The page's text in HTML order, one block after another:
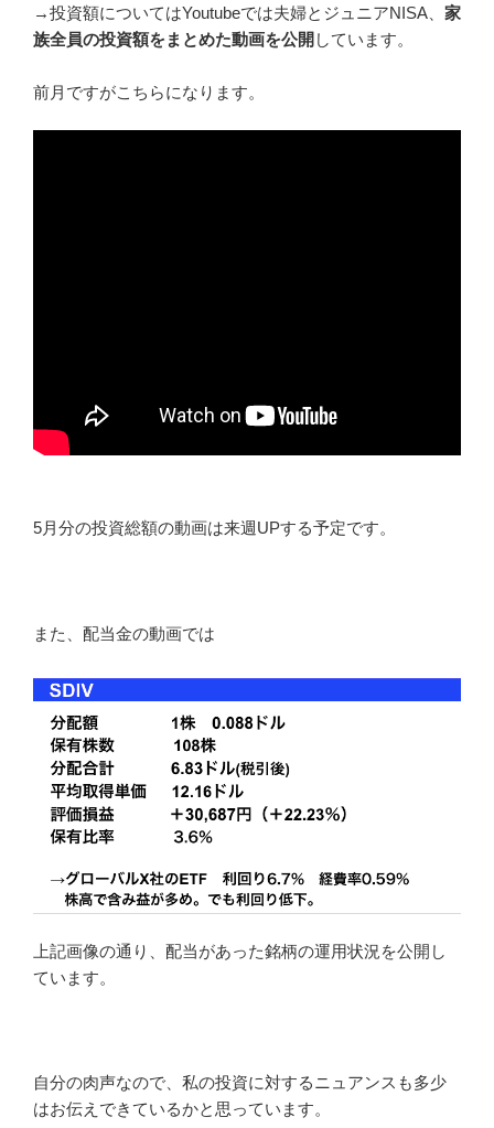
→投資額についてはYoutubeでは夫婦とジュニアNISA、 家
族全員の投資額をまとめた動画を公開 しています。
前月ですがこちらになります。
5月分の投資総額の動画は来週UPする予定です。
また、配当金の動画では
上記画像の通り、配当があった銘柄の運用状況を公開し
ています。
自分の肉声なので、私の投資に対するニュアンスも多少
はお伝えできているかと思っています。